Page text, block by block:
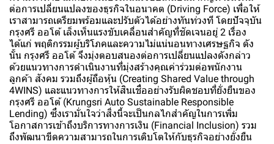
ต่อการเปลี่ยนแปลงของธุรกิจในอนาคต (Driving Force) เพื่อให้
เราสามารถเตรียมพร้อมและปรับตัวได้อย่างทันท่วงที โดยปัจจุบัน
กรุงศรี ออโต้ เล็งเห็นแรงขับเคลื่อนสำคัญที่ชัดเจนอยู่ 2 เรื่อง
ได้แก่ พฤติกรรมผู้บริโภคและความไม่แน่นอนทางเศรษฐกิจ ดัง
นั้น กรุงศรี ออโต้ จึงมุ่งตอบสนองต่อการเปลี่ยนแปลงดังกล่าว
ด้วยแนวทางการดำเนินงานที่มุ่งสร้างคุณค่าร่วมต่อพนักงาน
ลูกค้า สังคม รวมถึงผู้ถือหุ้น (Creating Shared Value through
4WINS) และแนวทางการให้สินเชื่ออย่างรับผิดชอบที่ยั่งยืนของ
กรุงศรี ออโต้ (Krungsri Auto Sustainable Responsible
Lending) ซึ่งเรามั่นใจว่าสิ่งนี้จะเป็นกลไกสำคัญในการเพิ่ม
โอกาสการเข้าถึงบริการทางการเงิน (Financial Inclusion) รวม
ถึงพัฒนาขีดความสามารถในการเติบโตให้กับธุรกิจอย่างยั่งยืน